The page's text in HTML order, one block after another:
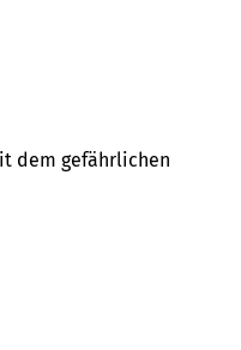
dem ge­fähr­lichen